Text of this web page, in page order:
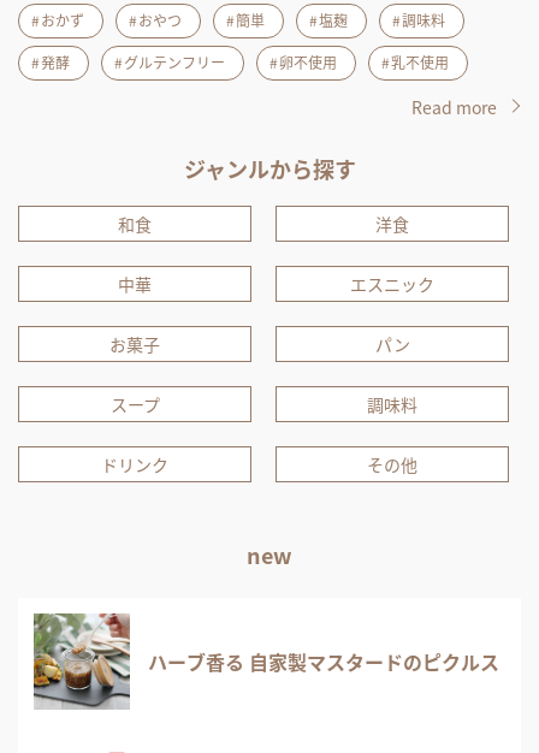
おかず おやつ 簡単 塩麹
調味料
発酵
グルテンフリー 卵不使用 乳不使用
Read more
ジャンルから探す
和食 洋食
中華 エスニック
お菓子 パン
スープ 調味料
ドリンク その他
new
ハーブ香る 自家製マスタードのピクルス